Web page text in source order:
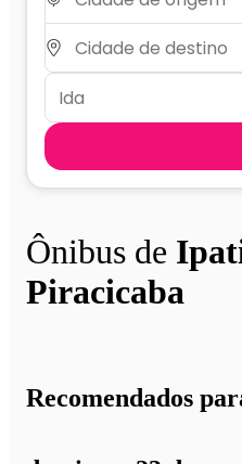
Ônibus de
Piracicaba
Recomendados